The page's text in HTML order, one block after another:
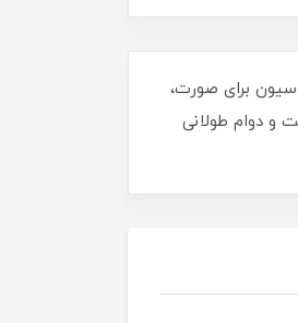
برای صورت،
و دوام طولانی